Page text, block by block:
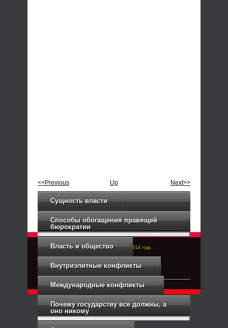
<<Previous Up Next>>
Сущность власти
Способы обогащения правящей
бюрократии
Власть и общество
Внутриэлитные конфликты
Международные конфликты
Почему государству все должны, а
оно никому
Right-Dexter-ПРАВЫЙ ФРОНТ. Основан в 2014 году.
Связь с администрацией